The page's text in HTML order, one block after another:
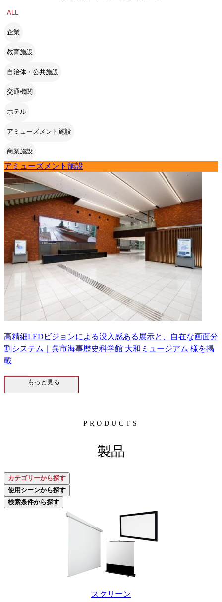
ALL
企業
教育施設
自治体・公共施設
交通機関
ホテル
アミューズメント施設
商業施設
アミューズメント施設
高精細LEDビジョンによる没入感ある展示と、自在な画面分
割システム｜呉市海事歴史科学館 大和ミュージアム 様を掲
載
もっと見る
PRODUCTS
製品
カテゴリーから探す
使用シーンから探す
検索条件から探す
スクリーン